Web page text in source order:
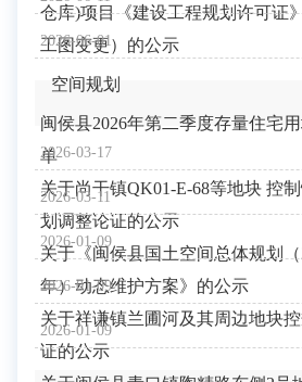
仓库)项目《建设工程规划许可证
工图变更）的公示
空间规划
闽侯县2026年第二季度存量住宅
单
关于尚干镇QK01-E-68等地块 控
划调整论证的公示
关于《闽侯县国土空间总体规划（
年）动态维护方案》的公示
关于祥谦镇兰圃河及其周边地块
证的公示
2026-06-01
2026-03-17
2026-03-11
2026-01-09
2026-01-09
2026-01-09